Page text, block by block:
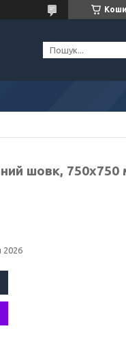
шовк, 750х750
2026